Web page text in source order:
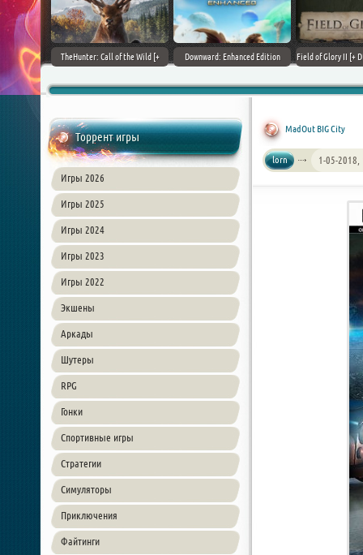
(2017)
TheHunter: Call of the Wild [+
Downward: Enhanced Edition
Field of Glory II [+
Торрент игры
Игры 2026
Игры 2025
Игры 2024
Игры 2023
Игры 2022
Экшены
Аркады
Шутеры
RPG
Гонки
Спортивные игры
Стратегии
Симуляторы
Приключения
Файтинги
MadOut BIG City
lorn 1-05-2018,